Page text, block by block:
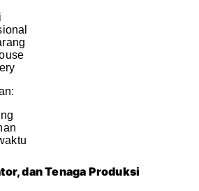
dan Tenaga Produksi